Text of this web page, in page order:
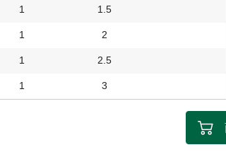
1 1.5
1 2
1 2.5
1 3